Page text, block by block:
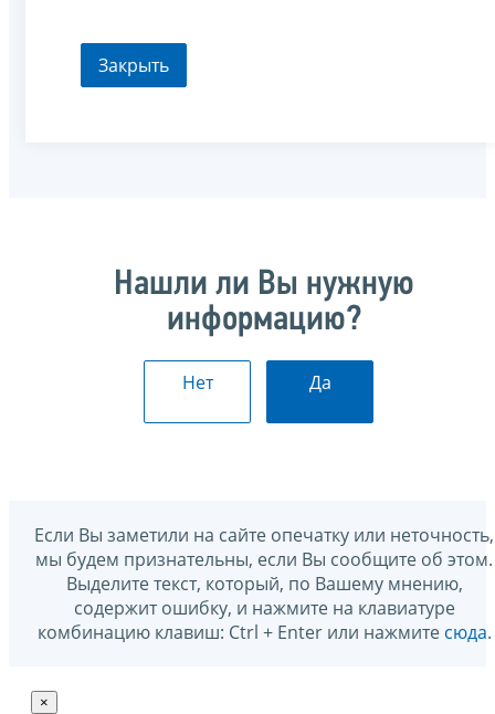
Закрыть
Нашли ли Вы нужную
информацию?
Нет Да
Если Вы заметили на сайте опечатку или неточность,
мы будем признательны, если Вы сообщите об этом.
Выделите текст, который, по Вашему мнению,
содержит ошибку, и нажмите на клавиатуре
комбинацию клавиш: Ctrl + Enter или нажмите сюда.
×